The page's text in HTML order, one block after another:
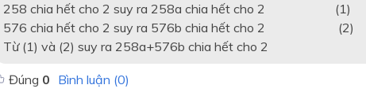
258 chia hết cho 2 suy ra 258a chia hết cho 2 (1)
576 chia hết cho 2 suy ra 576b chia hết cho 2 (2)
Từ (1) và (2) suy ra 258a+576b chia hết cho 2
Đúng 0 Bình luận (0)